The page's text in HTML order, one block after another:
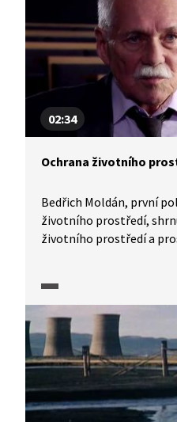
do takového
další devastaci životního
02:34
Ochrana životního
Bedřich Moldán, první
životního prostředí,
životního prostředí a